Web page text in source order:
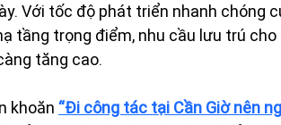
Với tốc độ phát triển nhanh chóng
tầng trọng điểm, nhu cầu lưu trú
tăng cao.
khoăn “Đi công tác tại Cần Giờ nên